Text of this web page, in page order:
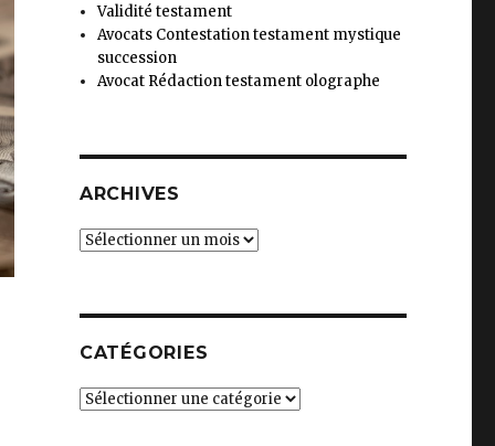
Validité testament
Avocats Contestation testament mystique
succession
Avocat Rédaction testament olographe
ARCHIVES
Archives
CATÉGORIES
Catégories